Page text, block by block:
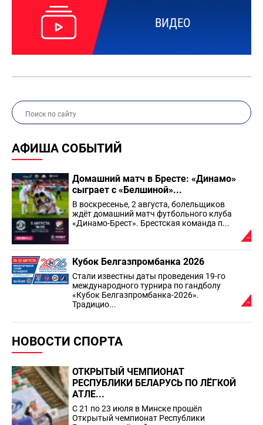
ВИДЕО
АФИША СОБЫТИЙ
Домашний матч в Бресте: «Динамо»
сыграет с «Белшиной»...
В воскресенье, 2 августа, болельщиков
ждёт домашний матч футбольного клуба
«Динамо-Брест». Брестская команда п...
Кубок Белгазпромбанка 2026
Стали известны даты проведения 19-го
международного турнира по гандболу
«Кубок Белгазпромбанка-2026».
Традицио...
НОВОСТИ СПОРТА
ОТКРЫТЫЙ ЧЕМПИОНАТ
РЕСПУБЛИКИ БЕЛАРУСЬ ПО ЛЁГКОЙ
АТЛЕ...
С 21 по 23 июля в Минске прошёл
Открытый чемпионат Республики